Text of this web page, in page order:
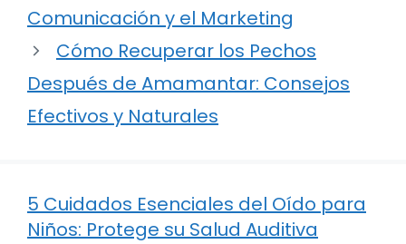
Comunicación y el Marketing
Cómo Recuperar los Pechos
Después de Amamantar: Consejos
Efectivos y Naturales
5 Cuidados Esenciales del Oído para
Niños: Protege su Salud Auditiva